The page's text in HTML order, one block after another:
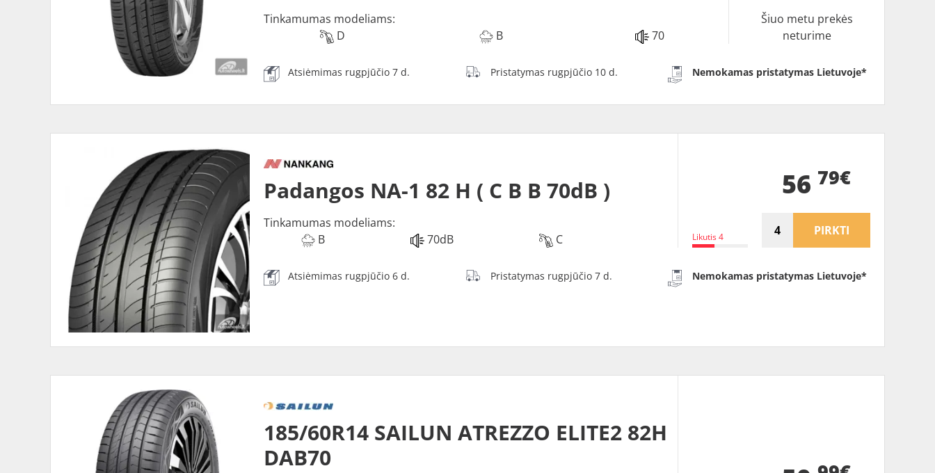
Tinkamumas modeliams:
D
B 70
Šiuo metu prekės
neturime
Atsiėmimas rugpjūčio 7 d. Pristatymas rugpjūčio 10 d. Nemokamas pristatymas Lietuvoje*
Padangos NA-1 82 H ( C B B 70dB )
Tinkamumas modeliams:
B
70dB C Likutis 4
56 79€
PIRKTI
Atsiėmimas rugpjūčio 6 d. Pristatymas rugpjūčio 7 d. Nemokamas pristatymas Lietuvoje*
185/60R14 SAILUN ATREZZO ELITE2 82H
DAB70